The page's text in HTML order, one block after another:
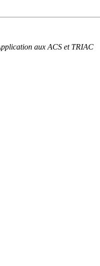
aux ACS et TRIAC